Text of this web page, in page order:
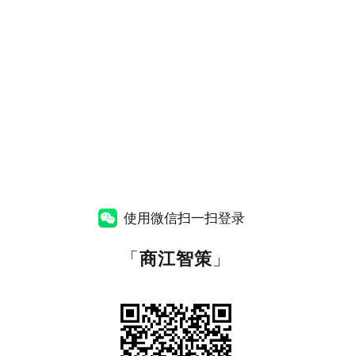
使用微信扫一扫登录
「商江智策 」